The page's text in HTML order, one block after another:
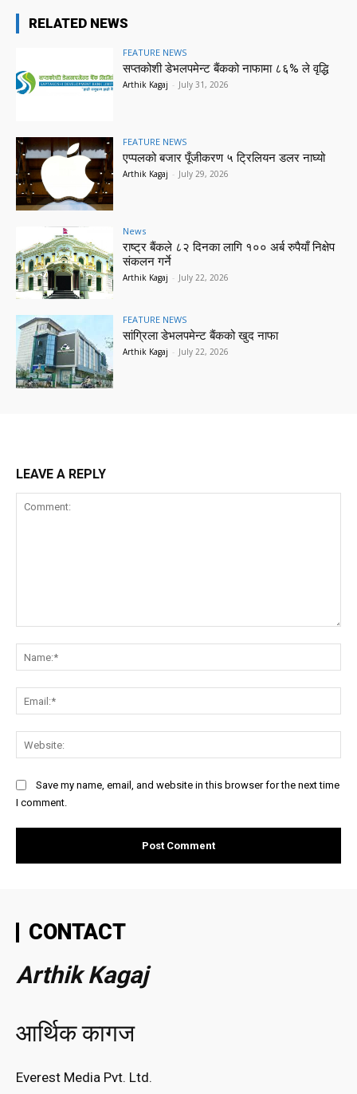
RELATED NEWS
FEATURE NEWS
सप्तकोशी डेभलपमेन्ट बैंकको नाफामा ८६% ले वृद्धि
Arthik Kagaj - July 31, 2026
FEATURE NEWS
एप्पलको बजार पूँजीकरण ५ ट्रिलियन डलर नाघ्यो
Arthik Kagaj - July 29, 2026
News
राष्ट्र बैंकले ८२ दिनका लागि १०० अर्ब रुपैयाँ निक्षेप
संकलन गर्ने
Arthik Kagaj - July 22, 2026
FEATURE NEWS
सांग्रिला डेभलपमेन्ट बैंकको खुद नाफा
Arthik Kagaj - July 22, 2026
LEAVE A REPLY
Save my name, email, and website in this browser for the next time
I comment.
CONTACT
Arthik Kagaj
आर्थिक कागज
Everest Media Pvt. Ltd.